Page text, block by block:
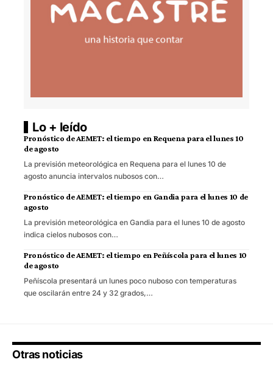
Lo + leído
Pronóstico de AEMET: el tiempo en Requena para el lunes 10
de agosto
La previsión meteorológica en Requena para el lunes 10 de
agosto anuncia intervalos nubosos con…
Pronóstico de AEMET: el tiempo en Gandia para el lunes 10 de
agosto
La previsión meteorológica en Gandia para el lunes 10 de agosto
indica cielos nubosos con…
Pronóstico de AEMET: el tiempo en Peñíscola para el lunes 10
de agosto
Peñíscola presentará un lunes poco nuboso con temperaturas
que oscilarán entre 24 y 32 grados,…
Otras noticias